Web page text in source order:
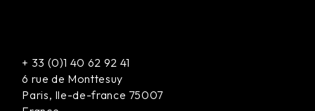
+ 33 (0)1 40 62 92 41
6 rue de Monttesuy
Paris, Ile-de-france 75007